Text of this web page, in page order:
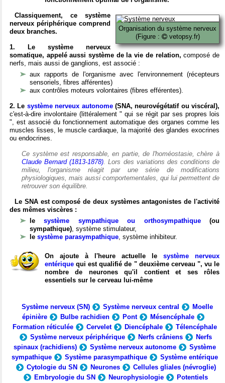
Organisation du système nerveux
(Figure :
vetopsy.fr)
Classiquement, ce système
nerveux périphérique comprend
deux branches.
1. Le système nerveux
somatique, appelé aussi système de la vie de relation, composé de
nerfs, mais aussi de ganglions, est associé :
aux rapports de l'organisme avec l'environnement (récepteurs
sensoriels, fibres afférentes)
aux contrôles moteurs volontaires (fibres efférentes).
2. Le système nerveux autonome(SNA, neurovégétatif ou viscéral),
c'est-à-dire involontaire (littéralement " qui se régit par ses propres lois
", est associé du fonctionnement automatique des organes comme les
muscles lisses, le muscle cardiaque, la majorité des glandes exocrines
ou endocrines.
Ce système est responsable, en partie, de l'homéostasie, chère à
Claude Bernard (1813-1878). Lors des variations des conditions de
milieu, l'organisme réagit par une série de modifications
physiologiques, mais aussi comportementales, qui lui permettent de
retrouver son équilibre.
Le SNA est composé de deux systèmes antagonistes de l'activité
des mêmes viscères :
lesystème sympathique ou orthosympathique(ou
sympathique), système stimulateur,
le système parasympathique, système inhibiteur.
On ajoute à l'heure actuelle le système nerveux
entérique qui est qualifié de " deuxième cerveau ", vu le
nombre de neurones qu'il contient et ses rôles
essentiels sur le cerveau lui-même
Système nerveux (SN) Système nerveux central
Moelle
épinière
Bulbe rachidien Pont
Mésencéphale
Formation réticulée
Cervelet Diencéphale
Télencéphale
Système nerveux périphérique
Nerfs crâniens
Nerfs
spinaux (rachidiens)
Système nerveux autonome
Système
sympathique
Système parasympathique
Système entérique
Cytologie du SN
Neurones
Cellules gliales (névroglie)
Embryologie du SN
Neurophysiologie
Potentiels